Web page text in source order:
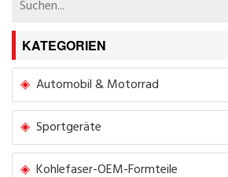
KATEGORIEN
Automobil & Motorrad
Sportgeräte
Kohlefaser-OEM-Formteile